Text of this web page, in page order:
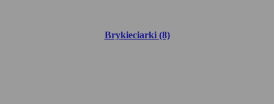
Brykieciarki (8)